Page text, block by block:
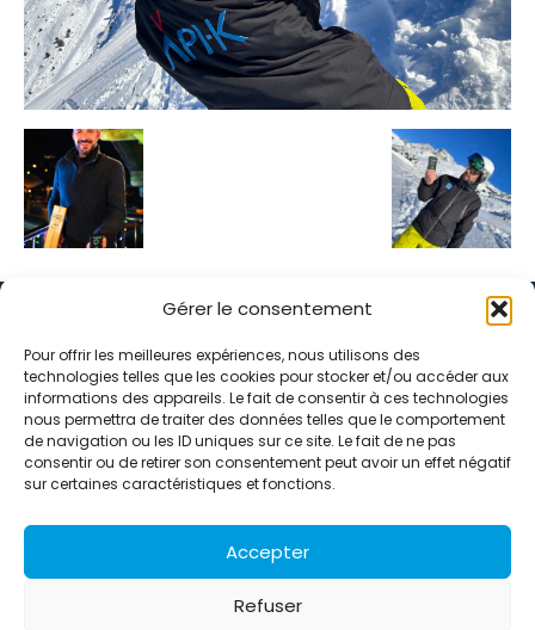
Gérer le consentement
Pour offrir les meilleures expériences, nous utilisons des
technologies telles que les cookies pour stocker et/ou accéder aux
informations des appareils. Le fait de consentir à ces technologies
nous permettra de traiter des données telles que le comportement
de navigation ou les ID uniques sur ce site. Le fait de ne pas
consentir ou de retirer son consentement peut avoir un effet négatif
sur certaines caractéristiques et fonctions.
Accepter
Refuser
Alternative Média est une agence de relations presse et de
relations publiques basée à Grenoble. Depuis 1995, elle conçoit et
pilote des stratégies de visibilité en France et à l’international
grâce à un réseau d’agences partenaires.